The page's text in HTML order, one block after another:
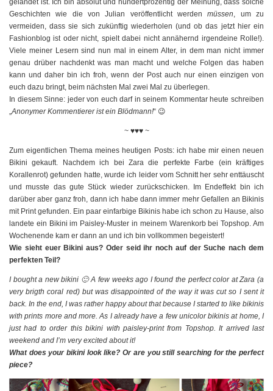
gelandet ist. Ich bin absolut und hundertprozentig der Meinung, dass solche
Geschichten wie die von Julian veröffentlicht werdenmüssen, um zu
vermeiden, dass sie sich zukünftig wiederholen (und ob das jetzt hier ein
Fashionblog ist oder nicht, spielt dabei nicht annähernd irgendeine Rolle!).
Viele meiner Lesern sind nun mal in einem Alter, in dem man nicht immer
genau drüber nachdenkt was man macht und welche Folgen das haben
kann und daher bin ich froh, wenn der Post auch nur einen einzigen von
euch dazu bringt, beim nächsten Mal zwei Mal zu überlegen.
In diesem Sinne: jeder von euch darf in seinem Kommentar heute schreiben
„Anonymer Kommentierer ist ein Blödmann!“ 😉
~ ♥♥♥ ~
Zum eigentlichen Thema meines heutigen Posts: ich habe mir einen neuen
Bikini gekauft. Nachdem ich bei Zara die perfekte Farbe (ein kräftiges
Korallenrot) gefunden hatte, wurde ich leider vom Schnitt her sehr enttäuscht
und musste das gute Stück wieder zurückschicken. Im Endeffekt bin ich
darüber aber ganz froh, dann ich habe dann immer mehr Gefallen an Bikinis
mit Print gefunden. Ein paar einfarbige Bikinis habe ich schon zu Hause, also
landete ein Bikini im Paisley-Muster in meinem Warenkorb bei Topshop. Am
Wochenende kam er dann an und ich bin vollkommen begeistert!
Wie sieht euer Bikini aus? Oder seid ihr noch auf der Suche nach dem
perfekten Teil?
I bought a new bikini 🙂 A few weeks ago I found the perfect color at Zara (a
very brigth coral red) but was disappointed of the way it was cut so I sent it
back. In the end, I was rather happy about that because I started to like bikinis
with prints more and more. As I already have a few unicolor bikinis at home, I
just had to order this bikini with paisley-print from Topshop. It arrived last
weekend and I’m very excited about it!
What does your bikini look like? Or are you still searching for the perfect
piece?